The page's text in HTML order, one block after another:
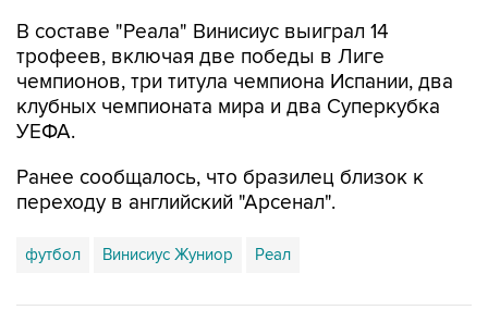
В составе "Реала" Винисиус выиграл 14
трофеев, включая две победы в Лиге
чемпионов, три титула чемпиона Испании, два
клубных чемпионата мира и два Суперкубка
УЕФА.
Ранее сообщалось, что бразилец близок к
переходу в английский "Арсенал".
футбол Винисиус Жуниор Реал